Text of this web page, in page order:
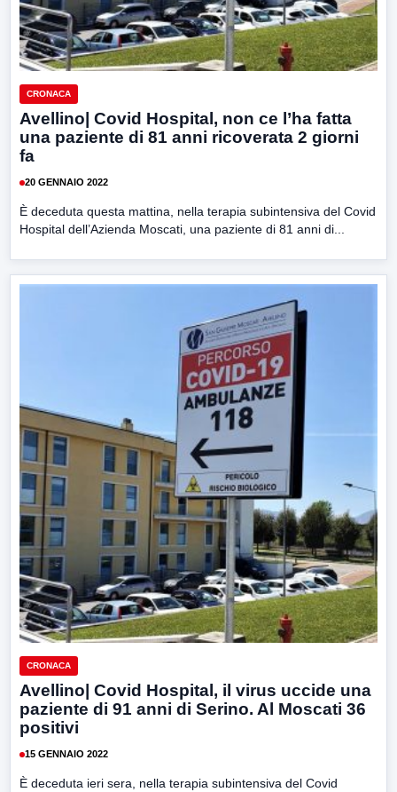
CRONACA
Avellino| Covid Hospital, non ce l’ha fatta
una paziente di 81 anni ricoverata 2 giorni
fa
20 GENNAIO 2022
È deceduta questa mattina, nella terapia subintensiva del Covid
Hospital dell’Azienda Moscati, una paziente di 81 anni di...
CRONACA
Avellino| Covid Hospital, il virus uccide una
paziente di 91 anni di Serino. Al Moscati 36
positivi
15 GENNAIO 2022
È deceduta ieri sera, nella terapia subintensiva del Covid